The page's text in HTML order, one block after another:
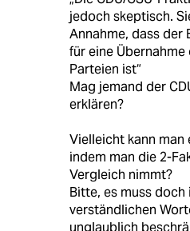
jedoch skeptisch.
Annahme, dass der
für eine
Parteien ist“
Mag jemand der
erklären?
Vielleicht kann man
indem man die 2-
Vergleich nimmt?
Bitte, es muss doch
verständlichen
unglaublich